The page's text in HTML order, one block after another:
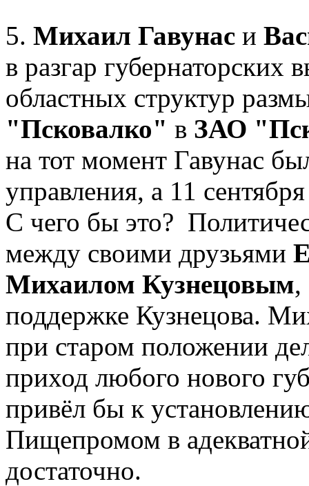
5. Михаил Гавунас и
в разгар губернаторских
областных структур
"Псковалко" в ЗАО
на тот момент Гавунас
управления, а 11
С чего бы это?
между своими друзьями
Михаилом Кузнецовым,
поддержке Кузнецова.
при старом положении
приход любого нового
привёл бы к
Пищепромом в
достаточно.